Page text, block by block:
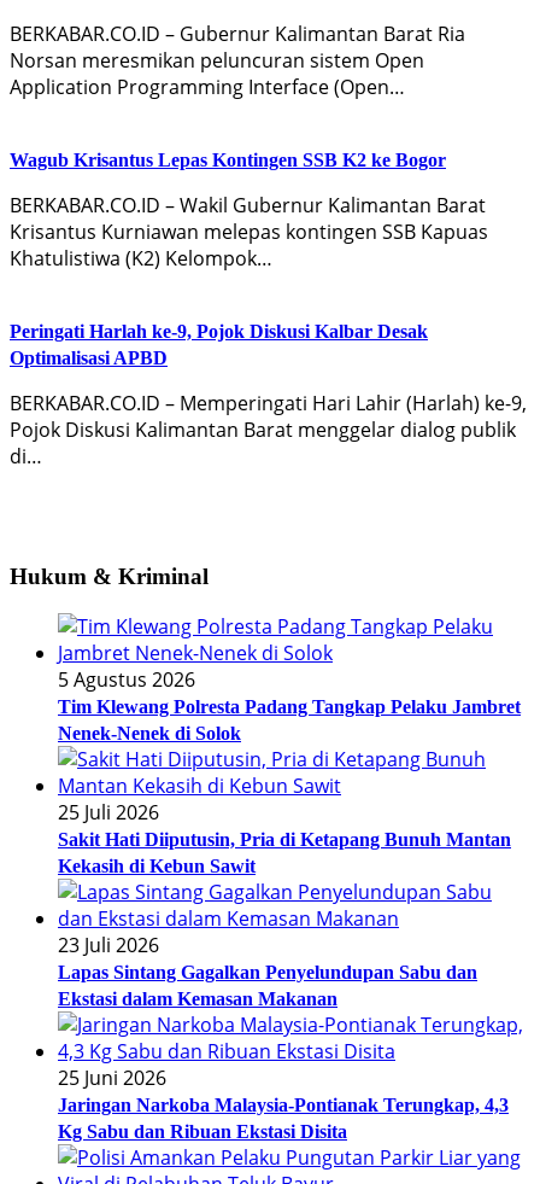
BERKABAR.CO.ID – Gubernur Kalimantan Barat Ria
Norsan meresmikan peluncuran sistem Open
Application Programming Interface (Open…
Wagub Krisantus Lepas Kontingen SSB K2 ke Bogor
BERKABAR.CO.ID – Wakil Gubernur Kalimantan Barat
Krisantus Kurniawan melepas kontingen SSB Kapuas
Khatulistiwa (K2) Kelompok…
Peringati Harlah ke-9, Pojok Diskusi Kalbar Desak
Optimalisasi APBD
BERKABAR.CO.ID – Memperingati Hari Lahir (Harlah) ke-9,
Pojok Diskusi Kalimantan Barat menggelar dialog publik
di…
Hukum & Kriminal
5 Agustus 2026
Tim Klewang Polresta Padang Tangkap Pelaku Jambret
Nenek-Nenek di Solok
25 Juli 2026
Sakit Hati Diiputusin, Pria di Ketapang Bunuh Mantan
Kekasih di Kebun Sawit
23 Juli 2026
Lapas Sintang Gagalkan Penyelundupan Sabu dan
Ekstasi dalam Kemasan Makanan
25 Juni 2026
Jaringan Narkoba Malaysia-Pontianak Terungkap, 4,3
Kg Sabu dan Ribuan Ekstasi Disita